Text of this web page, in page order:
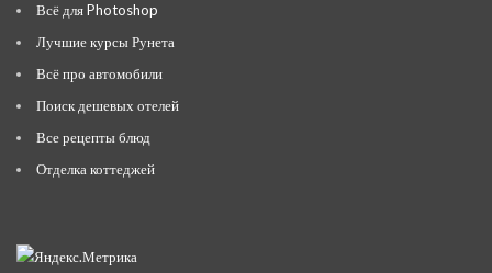
Всё для Photoshop
Лучшие курсы Рунета
Всё про автомобили
Поиск дешевых отелей
Все рецепты блюд
Отделка коттеджей